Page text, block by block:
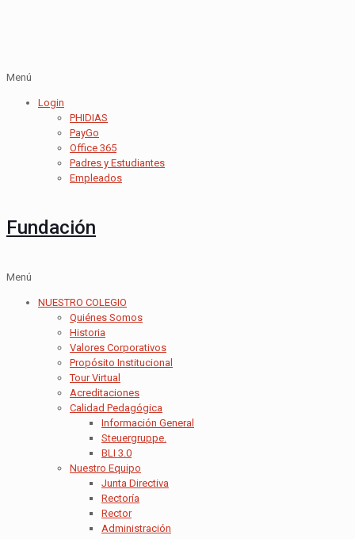
Menú
Login
PHIDIAS
PayGo
Office 365
Padres y Estudiantes
Empleados
Fundación
Menú
NUESTRO COLEGIO
Quiénes Somos
Historia
Valores Corporativos
Propósito Institucional
Tour Virtual
Acreditaciones
Calidad Pedagógica
Información General
Steuergruppe.
BLI 3.0
Nuestro Equipo
Junta Directiva
Rectoría
Rector
Administración